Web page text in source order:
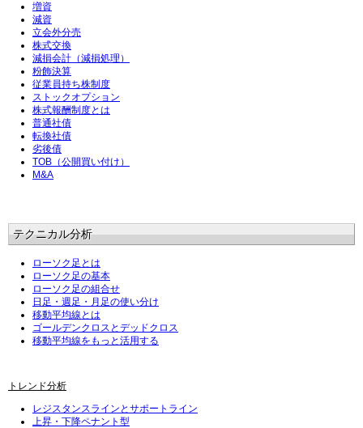
増資
減資
立会外分売
株式交換
減損会計（減損処理）
粉飾決算
従業員持ち株制度
ストックオプション
株式報酬制度とは
普通社債
転換社債
劣後債
TOB（公開買い付け）
M&A
テクニカル分析
ローソク足とは
ローソク足の基本
ローソク足の組合せ
日足・週足・月足の使い分け
移動平均線とは
ゴールデンクロスとデッドクロス
移動平均線をもっと活用する
トレンド分析
レジスタンスラインとサポートライン
上昇・下降ペナント型